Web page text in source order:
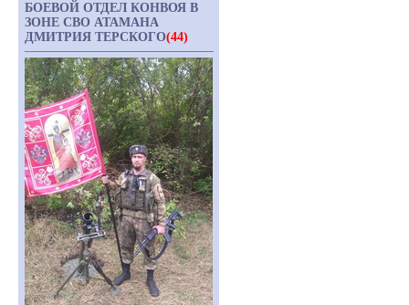
БОЕВОЙ ОТДЕЛ КОНВОЯ В
ЗОНЕ СВО АТАМАНА
ДМИТРИЯ ТЕРСКОГО(44)